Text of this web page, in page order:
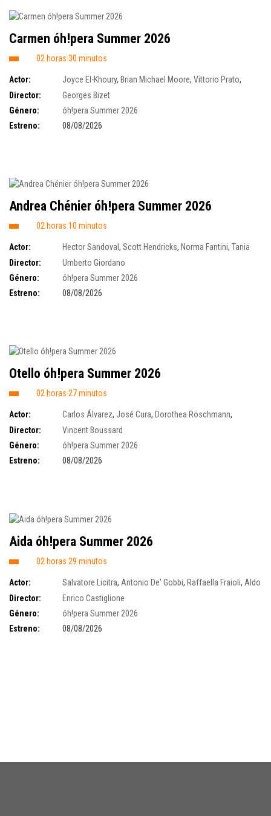
Carmen óh!pera Summer 2026
02 horas 30 minutos
Actor: Joyce El-Khoury, Brian Michael Moore, Vittorio Prato,
Mikołaj Bońkowski,Aleksandra Szmyd
Vanessa Vasquez
Director:
Georges Bizet
Género:
óh!pera Summer 2026
Estreno:
08/08/2026
Andrea Chénier óh!pera Summer 2026
02 horas 10 minutos
Actor: Hector Sandoval , Scott Hendricks, Norma Fantini, Tania
Kross,Rosalind Plowright
Director:
Umberto Giordano
Género:
óh!pera Summer 2026
Estreno:
08/08/2026
Otello óh!pera Summer 2026
02 horas 27 minutos
Actor: Carlos Álvarez, José Cura, Dorothea Röschmann,
Benjamin Bernheim,Christa Mayer
Tødenes, Csaba Szegedi
Director:
Vincent Boussard
Género:
óh!pera Summer 2026
Estreno:
08/08/2026
Aida óh!pera Summer 2026
02 horas 29 minutos
Actor: Salvatore Licitra, Antonio De' Gobbi, Raffaella Fraioli, Aldo
Bruni,Christophoros Stamboglis,
Kabatu
Director:
Enrico Castiglione
Género:
óh!pera Summer 2026
Estreno:
08/08/2026